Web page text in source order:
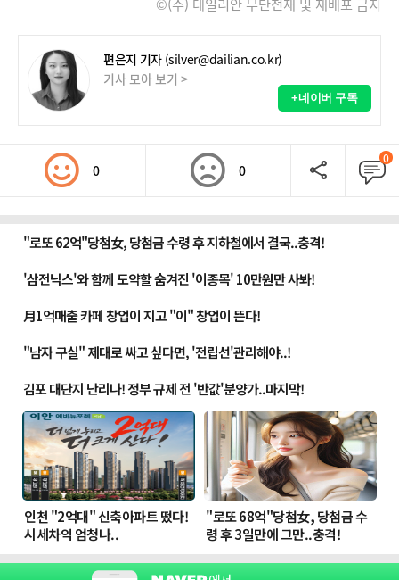
편은지 기자 (silver@dailian.co.kr)
기사 모아 보기 >
+네이버 구독
0 0
0